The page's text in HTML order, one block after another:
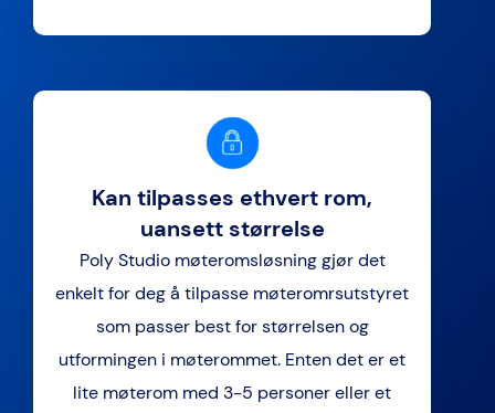
Kan tilpasses ethvert rom,
uansett størrelse
Poly Studio møteromsløsning gjør det
enkelt for deg å tilpasse møteromrsutstyret
som passer best for størrelsen og
utformingen i møterommet. Enten det er et
lite møterom med 3-5 personer eller et